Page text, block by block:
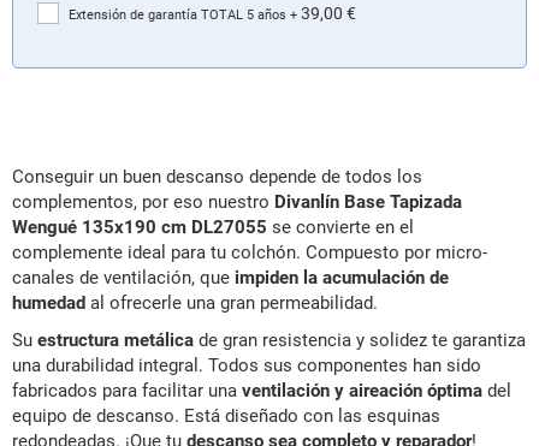
Extensión de garantía TOTAL 5 años + 39,00 €
Conseguir un buen descanso depende de todos los
complementos, por eso nuestro Divanlín Base Tapizada
Wengué 135x190 cm DL27055 se convierte en el
complemente ideal para tu colchón. Compuesto por micro-
canales de ventilación, que impiden la acumulación de
humedad al ofrecerle una gran permeabilidad.
Su estructura metálica de gran resistencia y solidez te garantiza
una durabilidad integral. Todos sus componentes han sido
fabricados para facilitar una ventilación y aireación óptima del
equipo de descanso. Está diseñado con las esquinas
redondeadas. ¡Que tu descanso sea completo y reparador!